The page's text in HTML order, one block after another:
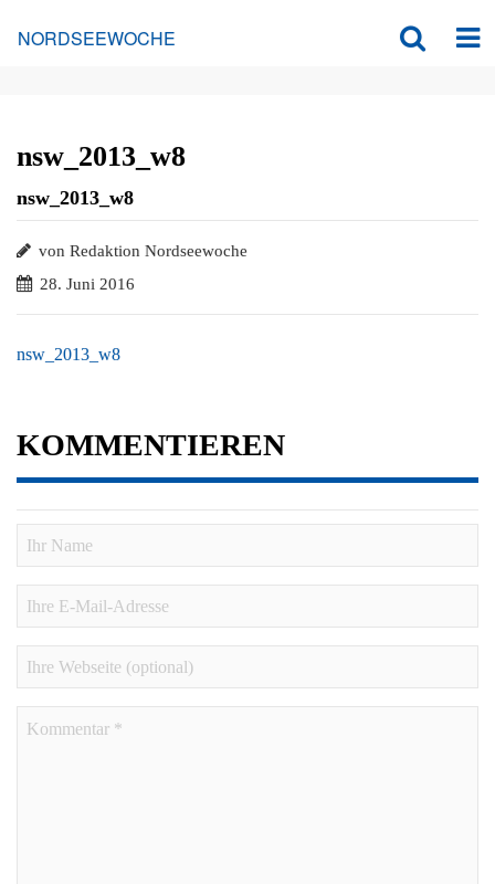
NORDSEEWOCHE
nsw_2013_w8
nsw_2013_w8
von Redaktion Nordseewoche
28. Juni 2016
nsw_2013_w8
KOMMENTIEREN